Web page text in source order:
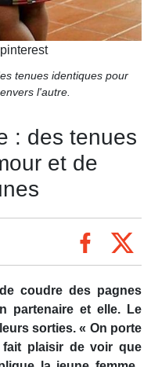
tenues identiques pour
l'autre.
: des tenues
et de
coudre des pagnes
partenaire et elle. Le
sorties. « On porte
plaisir de voir que